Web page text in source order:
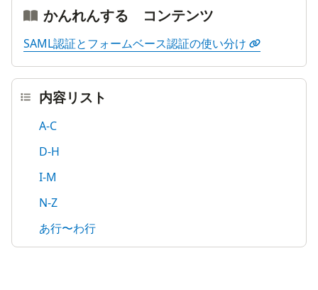
かんれんする コンテンツ
SAML認証とフォームベース認証の使い分け
内容リスト
A-C
D-H
I-M
N-Z
あ行〜わ行